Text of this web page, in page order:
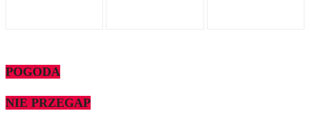
POGODA
NIE PRZEGAP